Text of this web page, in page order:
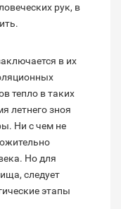
рук, в
в их
тепло в таких
летнего зноя
Ни с чем не
Но для
следует
этапы